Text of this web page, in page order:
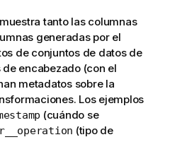
tanto las columnas
generadas por el
de conjuntos de datos de
encabezado (con el
metadatos sobre la
Los ejemplos
(cuándo se
(tipo de